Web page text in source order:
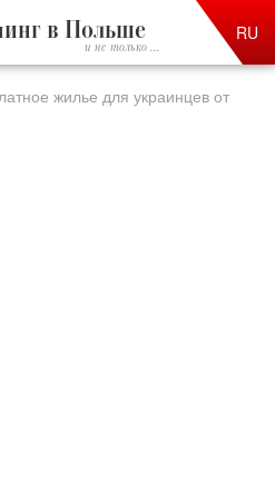
в Польше
и не только ...
RU
жилье для украинцев от